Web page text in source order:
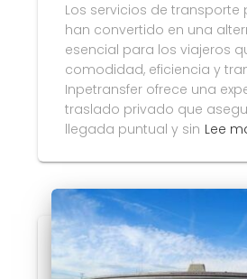
Los servicios de transporte
han convertido en una
esencial para los viajeros
comodidad, eficiencia y
Inpetransfer ofrece una
traslado privado que
llegada puntual y sin Lee